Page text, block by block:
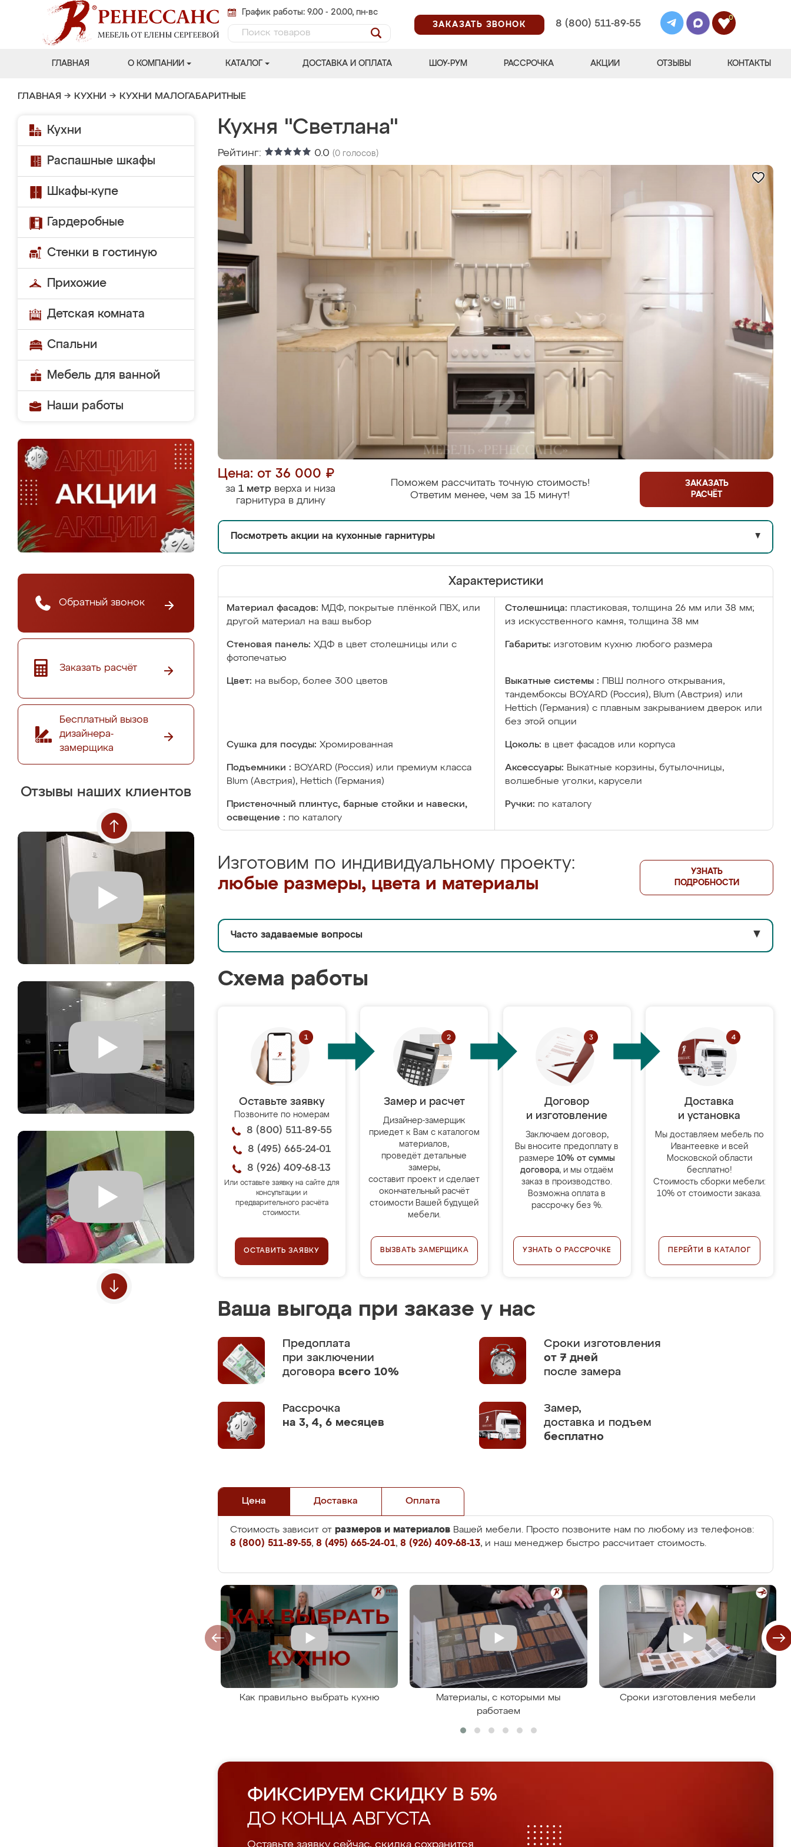
График работы: 9.00 - 20.00, пн-вс
ЗАКАЗАТЬ ЗВОНОК
8 (800) 511-89-55
0
ГЛАВНАЯ О КОМПАНИИ КАТАЛОГ ДОСТАВКА И ОПЛАТА ШОУ-РУМ РАССРОЧКА АКЦИИ ОТЗЫВЫ КОНТАКТЫ
ГЛАВНАЯ → КУХНИ → КУХНИ МАЛОГАБАРИТНЫЕ
Кухни
Распашные шкафы
Шкафы-купе
Гардеробные
Стенки в гостиную
Прихожие
Детская комната
Спальни
Мебель для ванной
Наши работы
Обратный звонок
Заказать расчёт
Бесплатный вызов
дизайнера-
замерщика
Отзывы наших клиентов
Кухня "Светлана"
Рейтинг: 0.0 (0 голосов)
Цена: от 36 000 ₽
за 1 метр верха и низа
гарнитура в длину
Поможем рассчитать точную стоимость!
Ответим менее, чем за 15 минут!
ЗАКАЗАТЬ
РАСЧЁТ
Посмотреть акции на кухонные гарнитуры ▼
Характеристики
Материал фасадов: МДФ, покрытые плёнкой ПВХ, или
другой материал на ваш выбор
Столешница: пластиковая, толщина 26 мм или 38 мм;
из искусственного камня, толщина 38 мм
Стеновая панель: ХДФ в цвет столешницы или с
фотопечатью
Габариты: изготовим кухню любого размера
Цвет: на выбор, более 300 цветов Выкатные системы :
ПВШ полного открывания,
тандембоксы BOYARD (Россия), Blum (Австрия) или
Hettich (Германия) с плавным закрыванием дверок или
без этой опции
Сушка для посуды: Хромированная Цоколь: в цвет фасадов или корпуса
Подъемники : BOYARD (Россия) или премиум класса
Blum (Австрия), Hettich (Германия)
Аксессуары: Выкатные корзины, бутылочницы,
волшебные уголки, карусели
Пристеночный плинтус, барные стойки и навески,
освещение : по каталогу
Ручки: по каталогу
Изготовим по индивидуальному проекту:
любые размеры, цвета и материалы
УЗНАТЬ
ПОДРОБНОСТИ
Часто задаваемые вопросы ▼
Схема работы
Оставьте заявку
Позвоните по номерам
8 (800) 511-89-55
8 (495) 665-24-01
8 (926) 409-68-13
Или оставьте заявку на сайте для
консультации и
предварительного расчёта
стоимости.
ОСТАВИТЬ ЗАЯВКУ
Замер и расчет
Дизайнер-замерщик
приедет к Вам с каталогом
материалов,
проведёт детальные
замеры,
составит проект и сделает
окончательный расчёт
стоимости Вашей будущей
мебели.
ВЫЗВАТЬ ЗАМЕРЩИКА
Договор
и изготовление
Заключаем договор,
Вы вносите предоплату в
размере 10% от суммы
договора, и мы отдаём
заказ в производство.
Возможна оплата в
рассрочку без %.
УЗНАТЬ О РАССРОЧКЕ
Доставка
и установка
Мы доставляем мебель по
Ивантеевке и всей
Московской области
бесплатно!
Стоимость сборки мебели:
10% от стоимости заказа.
ПЕРЕЙТИ В КАТАЛОГ
Ваша выгода при заказе у нас
Предоплата
при заключении
договора всего 10%
Сроки изготовления
от 7 дней
после замера
Рассрочка
на 3, 4, 6 месяцев
Замер,
доставка и подъем
бесплатно
Цена Доставка Оплата
Стоимость зависит от размеров и материалов Вашей мебели. Просто позвоните нам по любому из телефонов:
8 (800) 511-89-55, 8 (495) 665-24-01, 8 (926) 409-68-13, и наш менеджер быстро рассчитает стоимость.
Как правильно выбрать кухню
Материалы, с которыми мы
работаем
Сроки изготовления мебели
ФИКСИРУЕМ СКИДКУ В 5%
ДО КОНЦА АВГУСТА
Оставьте заявку сейчас, скидка сохранится.